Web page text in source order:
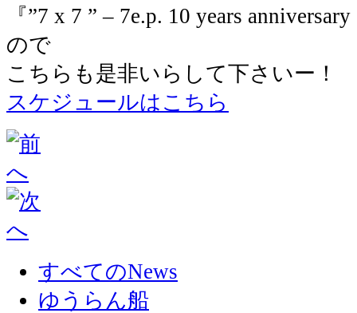
『”7 x 7 ” – 7e.p. 10 years
ので
こちらも是非いらして下さいー！
スケジュールはこちら
すべてのNews
ゆうらん船